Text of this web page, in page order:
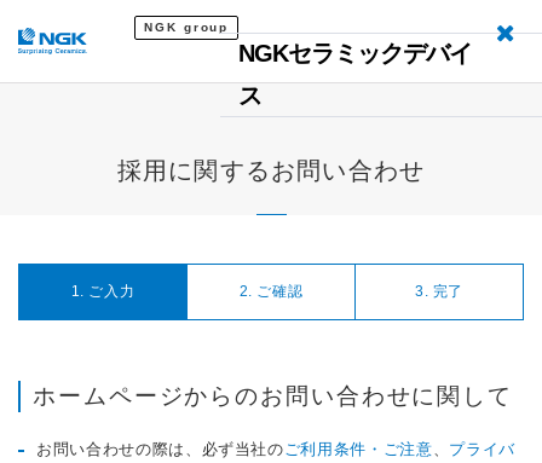
NGKセラミックデバイ
ス
NGK group
採用に関するお問い合わせ
1. ご入力 2. ご確認 3. 完了
ホームページからのお問い合わせに関して
お問い合わせの際は、必ず当社のご利用条件・ご注意、 プライバ